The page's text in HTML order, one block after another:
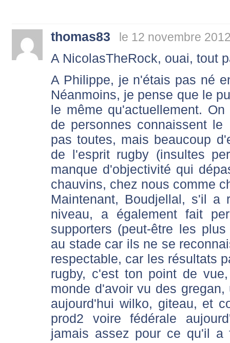
thomas83 le 12 novembre
A NicolasTheRock, ouai, tout
A Philippe, je n'étais pas né
Néanmoins, je pense que le
le même qu'actuellement.
de personnes connaissent
pas toutes, mais beaucoup
de l'esprit rugby (insultes
manque d'objectivité qui
chauvins, chez nous comme
Maintenant, Boudjellal, s'il
niveau, a également fait
supporters (peut-être les
au stade car ils ne se
respectable, car les résultats
rugby, c'est ton point de
monde d'avoir vu des
aujourd'hui wilko, giteau, et
prod2 voire fédérale
jamais assez pour ce qu'il